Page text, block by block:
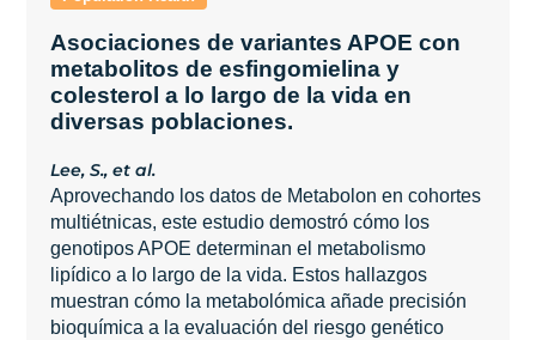
Asociaciones de variantes APOE con
metabolitos de esfingomielina y
colesterol a lo largo de la vida en
diversas poblaciones.
Lee, S., et al.
Aprovechando los datos de Metabolon en cohortes
multiétnicas, este estudio demostró cómo los
genotipos APOE determinan el metabolismo
lipídico a lo largo de la vida. Estos hallazgos
muestran cómo la metabolómica añade precisión
bioquímica a la evaluación del riesgo genético